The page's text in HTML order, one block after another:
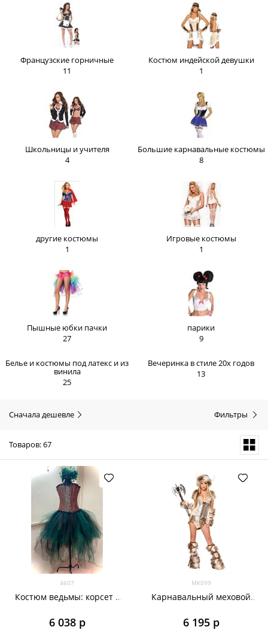
Французские горничные
11
Костюм индейской девушки
1
Школьницы и учителя
4
Большие карнавальные костюмы
8
другие костюмы
1
Игровые костюмы
1
Пышные юбки пачки
27
парики
9
Белье и костюмы под латекс и из
винила
25
Вечеринка в стиле 20х годов
13
Сначала дешевле Фильтры
Товаров: 67
4607
Костюм ведьмы: корсет с
6 038 р
МК099
Карнавальный меховой
6 195 р